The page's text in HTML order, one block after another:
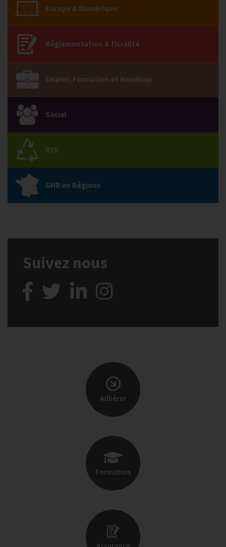
Europe & Numérique
Réglementation & fiscalité
Emploi, Formation et Handicap
Social
RSE
GHR en Régions
Suivez nous
Adhérer
Formation